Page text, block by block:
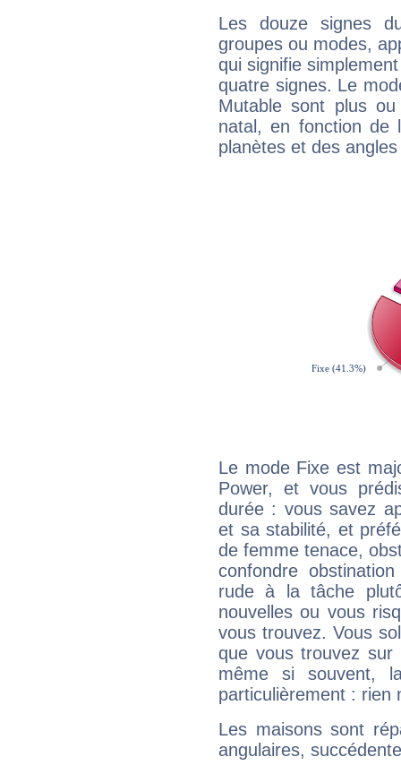
Les douze signes
groupes ou modes,
qui signifie
quatre signes. Le
Mutable sont plus
natal, en fonction de
planètes et des
Le mode Fixe est
Power, et vous
durée : vous savez
et sa stabilité, et
de femme tenace,
confondre
rude à la tâche
nouvelles ou vous
vous trouvez. Vous
que vous trouvez
même si souvent,
particulièrement : rien
Les maisons sont
angulaires,